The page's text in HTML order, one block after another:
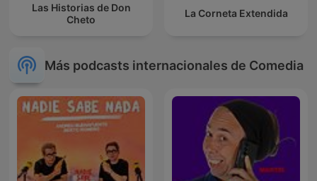
Las Historias de Don
Cheto
La Corneta Extendida
Más podcasts internacionales de Comedia